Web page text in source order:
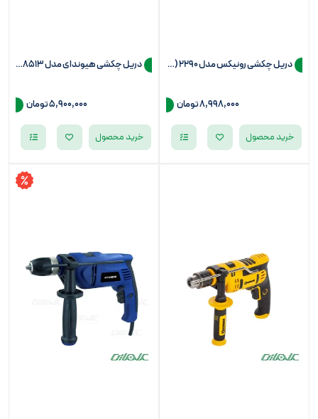
دریل چکشی رونیکس مدل 2290 (سه نظام 13)
8,998,000تومان
خرید محصول
دریل چکشی هیوندای مدل HP8513 (سه نظام 13)
5,900,000تومان
خرید محصول